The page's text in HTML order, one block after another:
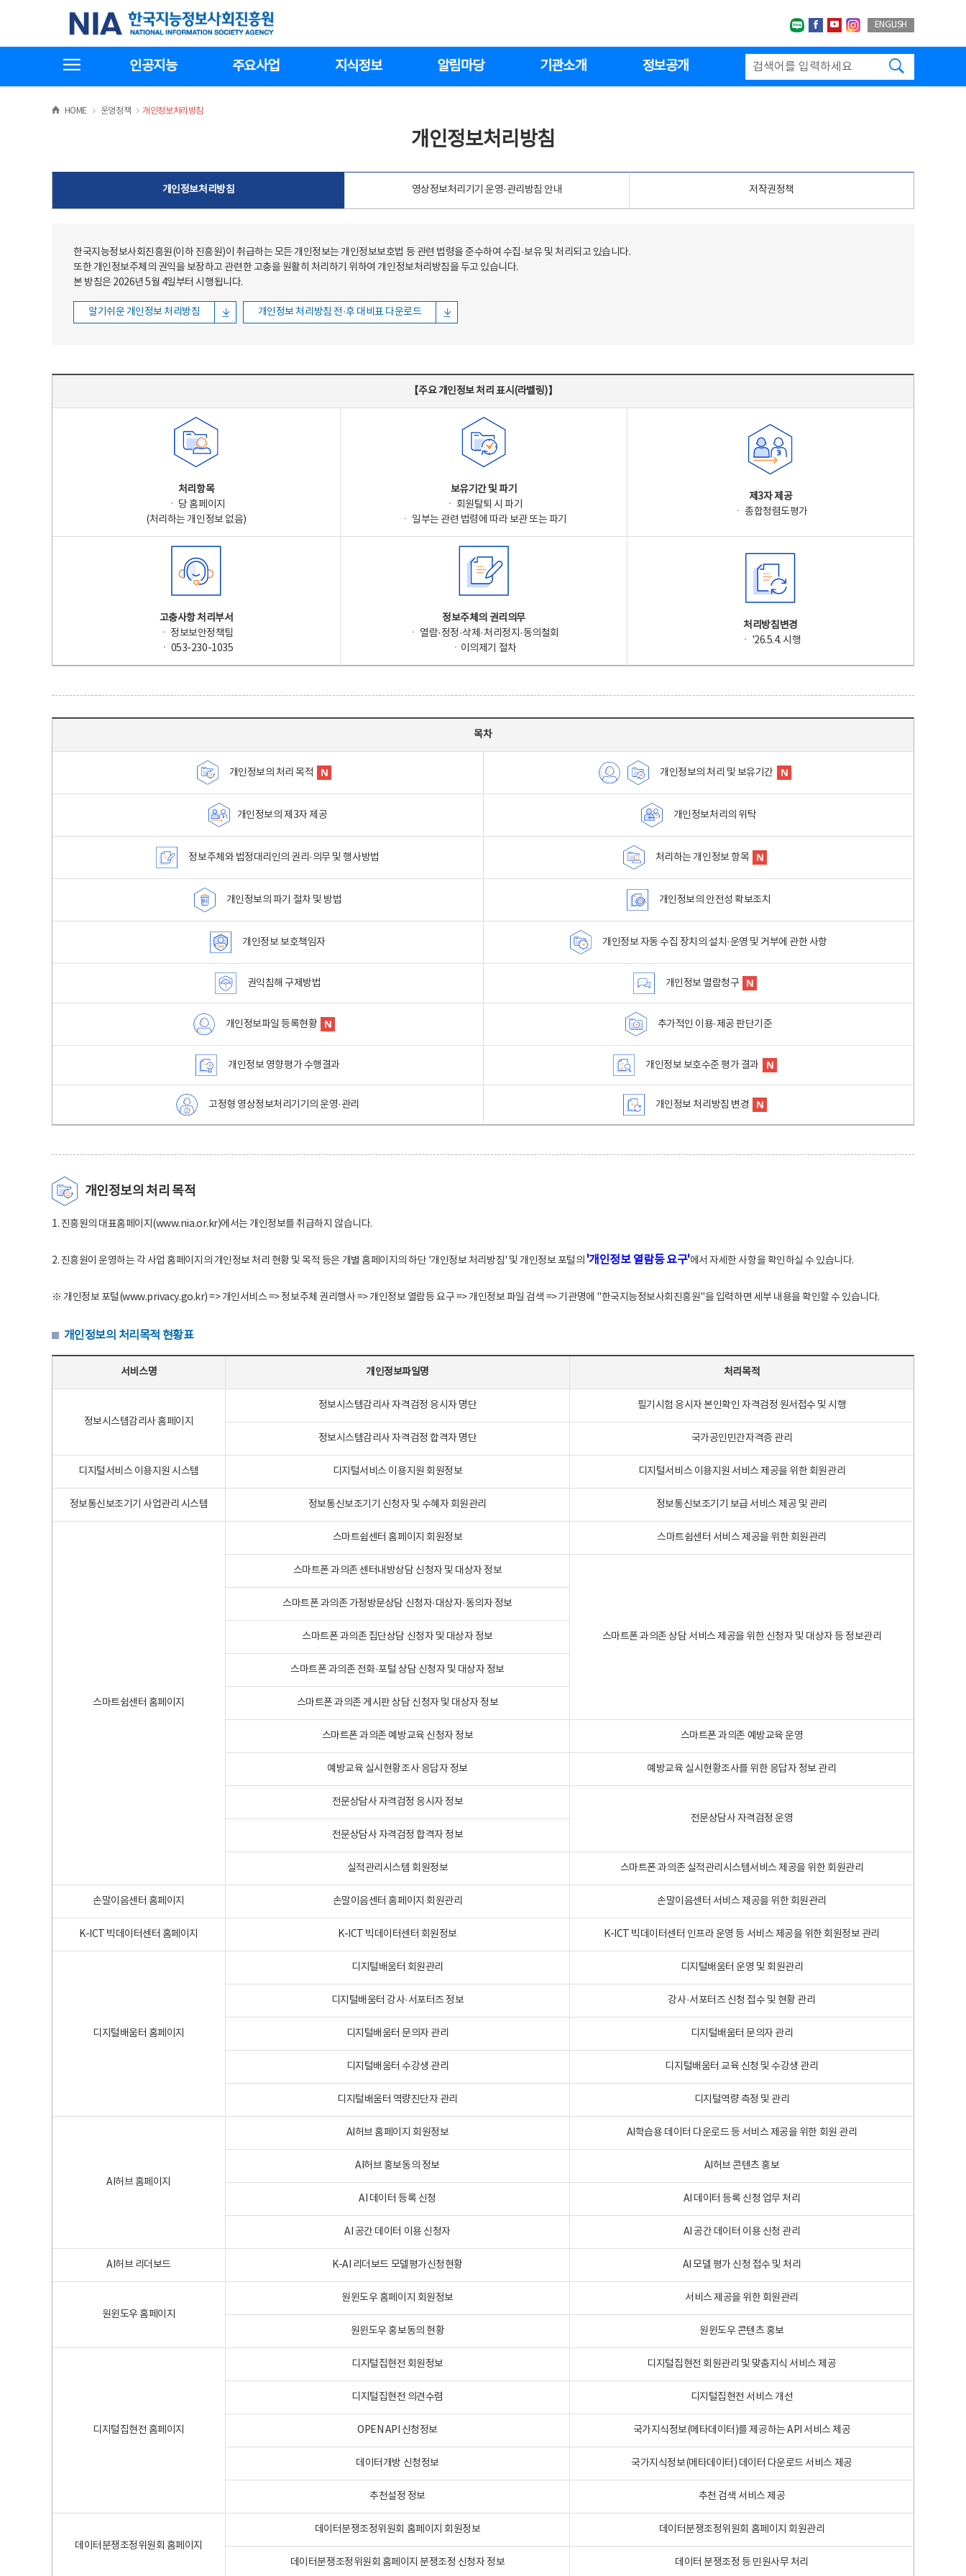
한국지능정보사회진흥원
네이버블로그
페이스북
유투브인스타그랩
ENGLISH
인공지능 주요사업 지식정보 알림마당 기관소개 정보공개
HOME >운영정책 >
개인정보처리방침
개인정보처리방침
개인정보처리방침 영상정보처리기기 운영·관리방침 안내 저작권정책
한국지능정보사회진흥원(이하 진흥원)이 취급하는 모든 개인정보는 개인정보보호법 등 관련 법령을 준수하여 수집·보유 및 처리되고 있습니다.
또한 개인정보주체의 권익을 보장하고 관련한 고충을 원활히 처리하기 위하여 개인정보처리방침을 두고 있습니다.
본 방침은 2026년 5월 4일부터 시행됩니다.
알기쉬운 개인정보 처리방침 개인정보 처리방침 전·후 대비표 다운로드
【주요 개인정보 처리 표시(라벨링)】
처리항목
ㆍ 당 홈페이지
(처리하는 개인정보 없음)
보유기간 및 파기
ㆍ 회원탈퇴 시 파기
ㆍ 일부는 관련 법령에 따라 보관 또는 파기
제3자 제공
ㆍ 종합청렴도평가
고충사항 처리부서
ㆍ 정보보안정책팀
ㆍ 053-230-1035
정보주체의 권리의무
ㆍ 열람·정정·삭제·처리정지·동의철회
ㆍ이의제기 절차
처리방침변경
ㆍ '26.5.4. 시행
목차
개인정보의 처리 목적 개인정보의 처리 및 보유기간
개인정보의 제3자 제공 개인정보처리의 위탁
정보주체와 법정대리인의 권리·의무 및 행사방법 처리하는 개인정보 항목
개인정보의 파기 절차 및 방법 개인정보의 안전성 확보조치
개인정보 보호책임자 개인정보 자동 수집 장치의 설치·운영 및 거부에 관한 사항
권익침해 구제방법 개인정보 열람청구
개인정보파일 등록현황 추가적인 이용·제공 판단기준
개인정보 영향평가 수행결과 개인정보 보호수준 평가 결과
고정형 영상정보처리기기의 운영·관리 개인정보 처리방침 변경
개인정보의 처리 목적
1. 진흥원의 대표홈페이지(www.nia.or.kr)에서는 개인정보를 취급하지 않습니다.
2. 진흥원이 운영하는 각 사업 홈페이지의 개인정보 처리 현황 및 목적 등은 개별 홈페이지의 하단 '개인정보 처리방침' 및 개인정보 포털의 '개인정보 열람등 요구'에서 자세한 사항을 확인하실 수 있습니다.
※ 개인정보 포털(www.privacy.go.kr) => 개인서비스 => 정보주체 권리행사 => 개인정보 열람등 요구 => 개인정보 파일 검색 => 기관명에 "한국지능정보사회진흥원"을 입력하면 세부 내용을 확인할 수 있습니다.
개인정보의 처리목적 현황표
서비스명 개인정보파일명 처리목적
정보시스템감리사 홈페이지
정보시스템감리사 자격검정 응시자 명단 필기시험 응시자 본인확인 자격검정 원서접수 및 시행
정보시스템감리사 자격검정 합격자 명단 국가공인민간자격증 관리
디지털서비스 이용지원 시스템 디지털서비스 이용지원 회원정보 디지털서비스 이용지원 서비스 제공을 위한 회원관리
정보통신보조기기 사업관리 시스템 정보통신보조기기 신청자 및 수혜자 회원관리 정보통신보조기기 보급 서비스 제공 및 관리
스마트쉼센터 홈페이지
스마트쉼센터 홈페이지 회원정보 스마트쉼센터 서비스 제공을 위한 회원관리
스마트폰 과의존 센터내방상담 신청자 및 대상자 정보
스마트폰 과의존 상담 서비스 제공을 위한 신청자 및 대상자 등 정보관리
스마트폰 과의존 가정방문상담 신청자·대상자·동의자 정보
스마트폰 과의존 집단상담 신청자 및 대상자 정보
스마트폰 과의존 전화·포털 상담 신청자 및 대상자 정보
스마트폰 과의존 게시판 상담 신청자 및 대상자 정보
스마트폰 과의존 예방교육 신청자 정보 스마트폰 과의존 예방교육 운영
예방교육 실시현황조사 응답자 정보 예방교육 실시현황조사를 위한 응답자 정보 관리
전문상담사 자격검정 응시자 정보
전문상담사 자격검정 운영
전문상담사 자격검정 합격자 정보
실적관리시스템 회원정보 스마트폰 과의존 실적관리시스템서비스 제공을 위한 회원관리
손말이음센터 홈페이지 손말이음센터 홈페이지 회원관리 손말이음센터 서비스 제공을 위한 회원관리
K-ICT 빅데이터센터 홈페이지 K-ICT 빅데이터센터 회원정보 K-ICT 빅데이터센터 인프라 운영 등 서비스 제공을 위한 회원정보 관리
디지털배움터 홈페이지
디지털배움터 회원관리 디지털배움터 운영 및 회원관리
디지털배움터 강사·서포터즈 정보 강사·서포터즈 신청 접수 및 현황 관리
디지털배움터 문의자 관리 디지털배움터 문의자 관리
디지털배움터 수강생 관리 디지털배움터 교육 신청 및 수강생 관리
디지털배움터 역량진단자 관리 디지털역량 측정 및 관리
AI허브 홈페이지
AI허브 홈페이지 회원정보 AI학습용 데이터 다운로드 등 서비스 제공을 위한 회원 관리
AI허브 홍보동의 정보 AI허브 콘텐츠 홍보
AI 데이터 등록 신청 AI 데이터 등록 신청 업무 처리
AI 공간 데이터 이용 신청자 AI 공간 데이터 이용 신청 관리
AI허브 리더보드 K-AI 리더보드 모델평가신청현황 AI 모델 평가 신청 접수 및 처리
원윈도우 홈페이지
원윈도우 홈페이지 회원정보 서비스 제공을 위한 회원관리
원윈도우 홍보동의 현황 원윈도우 콘텐츠 홍보
디지털집현전 홈페이지
디지털집현전 회원정보 디지털집현전 회원관리 및 맞춤지식 서비스 제공
디지털집현전 의견수렴 디지털집현전 서비스 개선
OPEN API 신청정보 국가지식정보(메타데이터)를 제공하는 API 서비스 제공
데이터개방 신청정보 국가지식정보(메타데이터) 데이터 다운로드 서비스 제공
추천설정 정보 추천 검색 서비스 제공
데이터분쟁조정위원회 홈페이지
데이터분쟁조정위원회 홈페이지 회원정보 데이터분쟁조정위원회 홈페이지 회원관리
데이터분쟁조정위원회 홈페이지 분쟁조정 신청자 정보 데이터 분쟁조정 등 민원사무 처리